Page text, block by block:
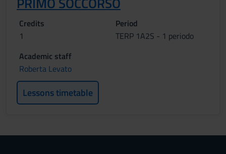
Credits
1
Period
TERP 1A2S - 1 periodo
Academic staff
Roberta Levato
Lessons timetable